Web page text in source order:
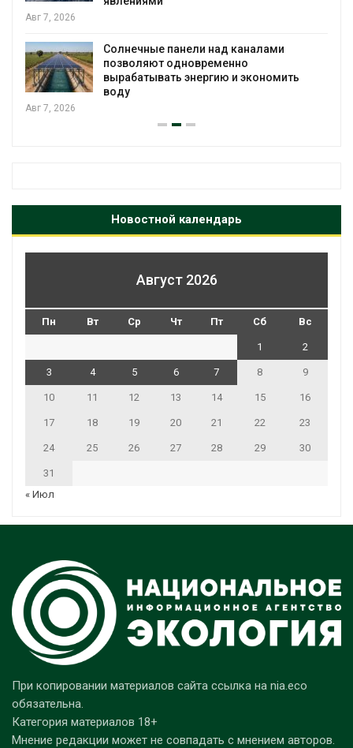
Авг 7, 2026
Солнечные панели над каналами
позволяют одновременно
вырабатывать энергию и экономить
воду
Авг 7, 2026
Новостной календарь
Август 2026
Пн Вт Ср Чт Пт Сб Вс
1 2
3 4 5 6 7 8 9
10 11 12 13 14 15 16
17 18 19 20 21 22 23
24 25 26 27 28 29 30
31
« Июл
При копировании материалов сайта ссылка на nia.eco
обязательна.
Категория материалов 18+
Мнение редакции может не совпадать с мнением авторов.